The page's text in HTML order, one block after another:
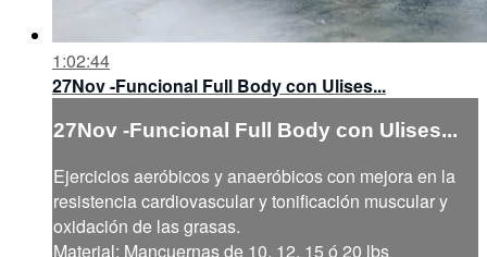
1:02:44
27Nov -Funcional Full Body con Ulises...
27Nov -Funcional Full Body con Ulises...
Ejercicios aeróbicos y anaeróbicos con mejora en la
resistencia cardiovascular y tonificación muscular y
oxidación de las grasas.
Material: Mancuernas de 10, 12, 15 ó 20 lbs